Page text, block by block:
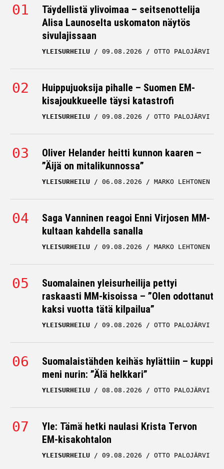
Alisa Launoselta uskomaton näytös
sivulajissaan
YLEISURHEILU
Huippujuoksija pihalle – Suomen EM-
kisajoukkueelle täysi katastrofi
YLEISURHEILU 09.08.2026 OTTO PALOJÄRVI
Oliver Helander heitti kunnon kaaren –
”Äijä on mitalikunnossa”
YLEISURHEILU 06.08.2026
Saga Vanninen reagoi Enni Virjosen MM-
kultaan kahdella sanalla
YLEISURHEILU 09.08.2026
Suomalainen yleisurheilija pettyi
raskaasti MM-kisoissa – ”Olen odottanut
kaksi vuotta tätä kilpailua”
YLEISURHEILU 09.08.2026
Suomalaistähden keihäs hylättiin – kuppi
meni nurin: ”Älä helkkari”
YLEISURHEILU 08.08.2026
Yle: Tämä hetki naulasi Krista Tervon
EM-kisakohtalon
YLEISURHEILU 09.08.2026